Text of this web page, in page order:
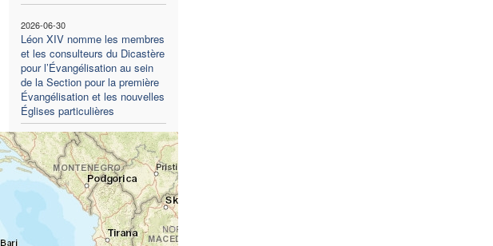
2026-06-30
Léon XIV nomme les membres
et les consulteurs du Dicastère
pour l’Évangélisation au sein
de la Section pour la première
Évangélisation et les nouvelles
Églises particulières